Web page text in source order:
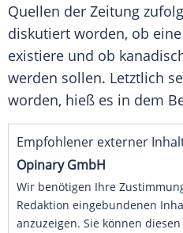
Quellen der Zeitung
diskutiert worden, ob
existiere und ob
werden sollen. Letztlich
worden, hieß es in dem
Empfohlener externer
Opinary GmbH
Wir benötigen Ihre
Redaktion eingebundenen
anzuzeigen. Sie können